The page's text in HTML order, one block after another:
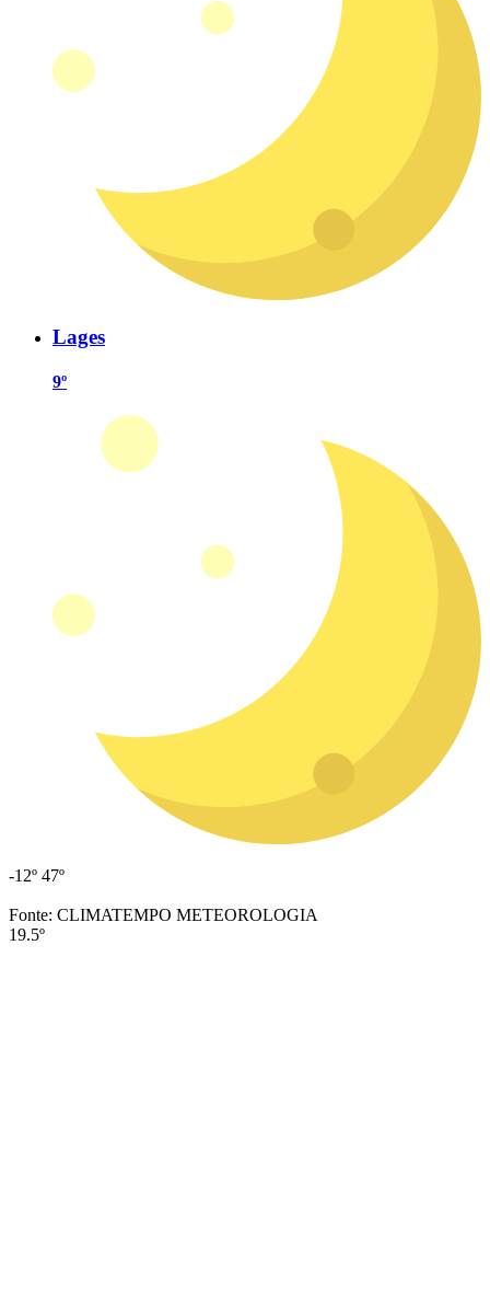
Lages
9º
-12º 47º
Fonte: CLIMATEMPO METEOROLOGIA
19.5º